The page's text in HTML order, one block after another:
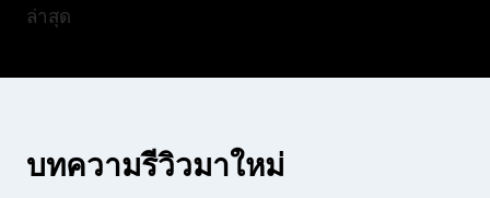
ล่าสุด
บทความรีวิวมาใหม่